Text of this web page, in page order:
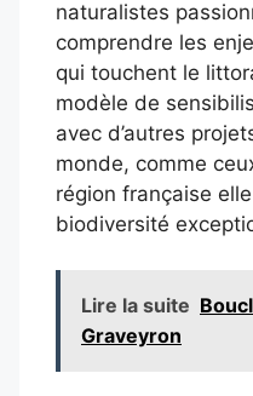
naturalistes
comprendre les
qui touchent le
modèle de
avec d’autres
monde, comme
région française
biodiversité
Lire la suite
Graveyron